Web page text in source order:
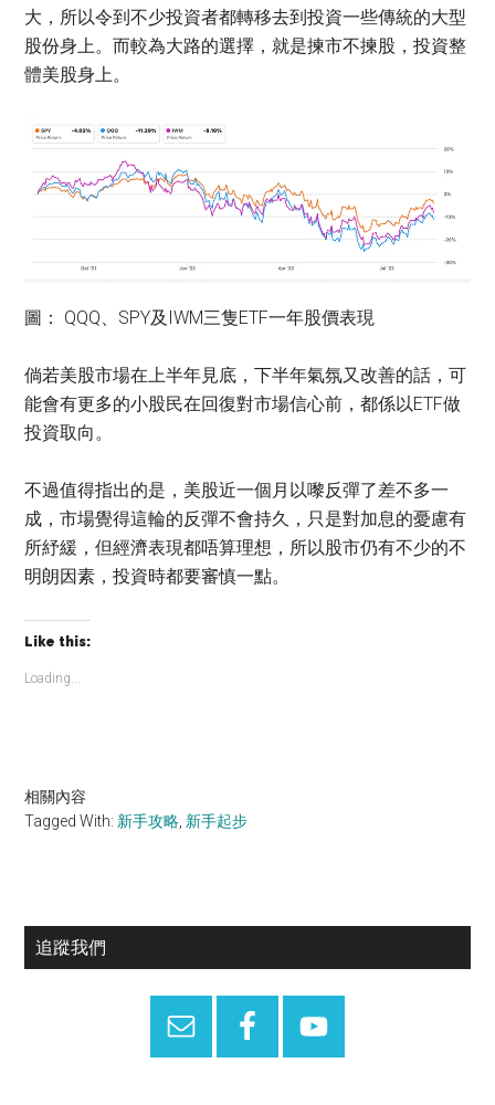
大，所以令到不少投資者都轉移去到投資一些傳統的大型
股份身上。而較為大路的選擇，就是揀市不揀股，投資整
體美股身上。
圖： QQQ、SPY及IWM三隻ETF一年股價表現
倘若美股市場在上半年見底，下半年氣氛又改善的話，可
能會有更多的小股民在回復對市場信心前，都係以ETF做
投資取向。
不過值得指出的是，美股近一個月以嚟反彈了差不多一
成，市場覺得這輪的反彈不會持久，只是對加息的憂慮有
所紓緩，但經濟表現都唔算理想，所以股市仍有不少的不
明朗因素，投資時都要審慎一點。
Like this:
Loading...
相關內容
Tagged With: 新手攻略, 新手起步
Primary
追蹤我們